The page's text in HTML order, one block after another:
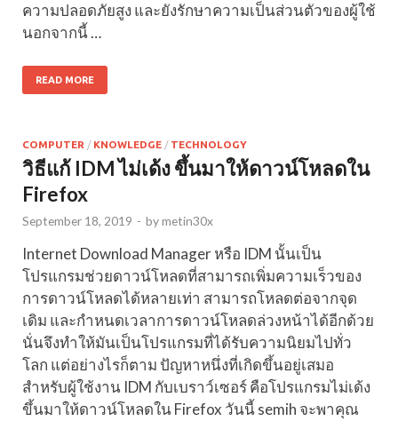
ความปลอดภัยสูง และยังรักษาความเป็นส่วนตัวของผู้ใช้
นอกจากนี้ …
READ MORE
COMPUTER / KNOWLEDGE / TECHNOLOGY
วิธีแก้ IDM ไม่เด้ง ขึ้นมาให้ดาวน์โหลดใน
Firefox
September 18, 2019 - bymetin30x
Internet Download Manager หรือ IDM นั้นเป็น
โปรแกรมช่วยดาวน์โหลดที่สามารถเพิ่มความเร็วของ
การดาวน์โหลดได้หลายเท่า สามารถโหลดต่อจากจุด
เดิม และกำหนดเวลาการดาวน์โหลดล่วงหน้าได้อีกด้วย
นั่นจึงทำให้มันเป็นโปรแกรมที่ได้รับความนิยมไปทั่ว
โลก แต่อย่างไรก็ตาม ปัญหาหนึ่งที่เกิดขึ้นอยู่เสมอ
สำหรับผู้ใช้งาน IDM กับเบราว์เซอร์ คือโปรแกรมไม่เด้ง
ขึ้นมาให้ดาวน์โหลดใน Firefox วันนี้ semih จะพาคุณ